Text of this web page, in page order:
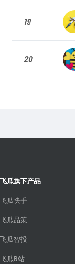
19
20
飞瓜旗下产品
飞瓜快手
飞瓜品策
飞瓜智投
飞瓜B站